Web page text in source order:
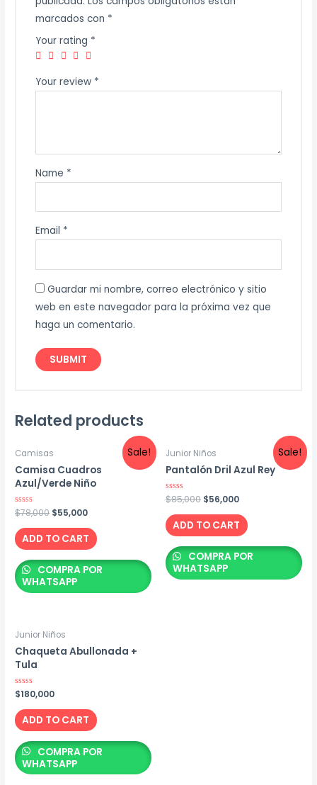
marcados con *
Your rating *
Your review *
Name *
Email *
Guardar mi nombre, correo electrónico y sitio
web en este navegador para la próxima vez que
haga un comentario.
Related products
Sale!
Camisas
Camisa Cuadros
Azul/Verde Niño
Rated
0
out
of
5
$78,000 Original
was:
$78,000.
$55,000Current
is:
$55,000.
ADD TO CART
COMPRA POR
WHATSAPP
Sale!
Junior Niños
Pantalón Dril Azul Rey
Rated
0
out
of
5
$85,000 Original
was:
$85,000.
$56,000Current
is:
$56,000.
ADD TO CART
COMPRA POR
WHATSAPP
Junior Niños
Chaqueta Abullonada +
Tula
Rated
0
out
of
5
$180,000
ADD TO CART
COMPRA POR
WHATSAPP